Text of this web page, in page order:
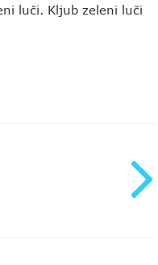
luči. Kljub zeleni luči